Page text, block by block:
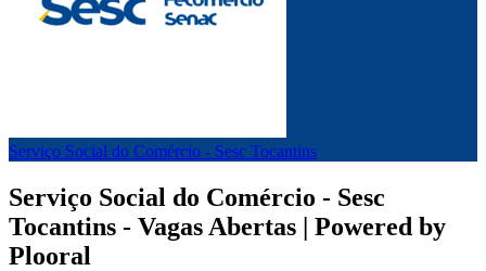
Serviço Social do Comércio - Sesc Tocantins
Serviço Social do Comércio - Sesc
Tocantins - Vagas Abertas | Powered by
Plooral